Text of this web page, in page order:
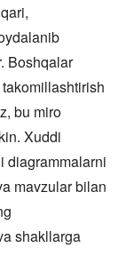
Boshqalar
bu miro
Xuddi
diagrammalarni
mavzular bilan
shakllarga